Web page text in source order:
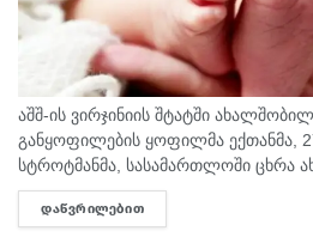
აშშ-ის ვირჯინიის შტატში
განყოფილების ყოფილმა ექთანმა,
სტროტმანმა, სასამართლოში ცხრა
ბავშვზე ძალადობის ბრალდებაზე
ერთ-ერთ ყველაზე გახმაურებულ
ᲓᲐᲬᲕᲠᲘᲚᲔᲑᲘᲗ